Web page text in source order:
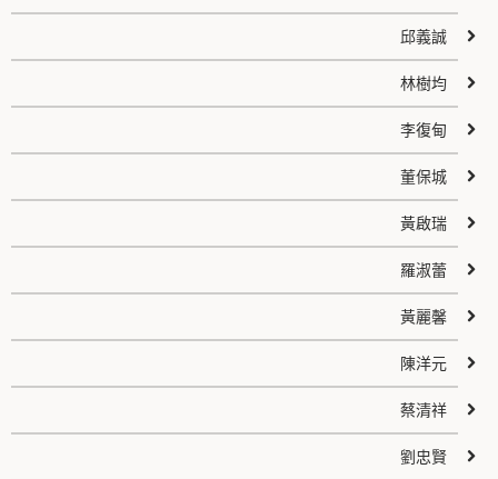
邱義誠
林樹均
李復甸
董保城
黃啟瑞
羅淑蕾
黃麗馨
陳洋元
蔡清祥
劉忠賢